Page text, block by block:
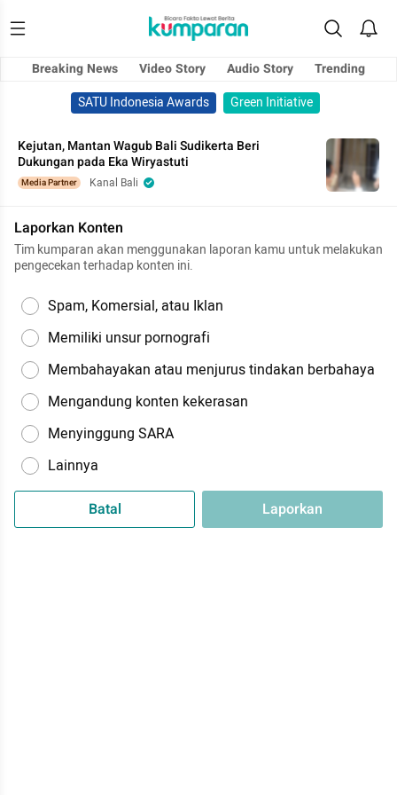
Breaking News Video Story Audio Story
Trending
SATU Indonesia Awards
Green Initiative
Kejutan, Mantan Wagub Bali Sudikerta Beri
Dukungan pada Eka Wiryastuti
Media Partner Kanal Bali
Laporkan Konten
Tim kumparan akan menggunakan laporan kamu untuk melakukan
pengecekan terhadap konten ini.
Spam, Komersial, atau Iklan
Memiliki unsur pornografi
Membahayakan atau menjurus tindakan berbahaya
Mengandung konten kekerasan
Menyinggung SARA
Lainnya
Batal Laporkan